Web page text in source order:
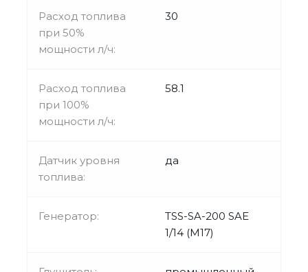
Расход топлива
при 50%
мощности л/ч:
30
Расход топлива
при 100%
мощности л/ч:
58.1
Датчик уровня
топлива:
да
Генератор:
TSS-SA-200 SAE
1/14 (М17)